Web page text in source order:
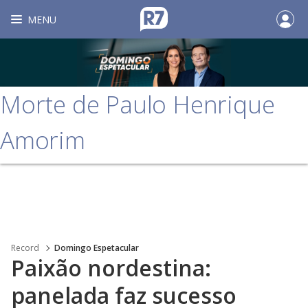
MENU
Morte de Paulo Henrique
Amorim
Record Domingo Espetacular
Paixão nordestina:
panelada faz sucesso